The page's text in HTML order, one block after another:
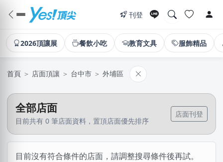
刊登
2026頂讓展 餐飲小吃 教育文具 服飾精品
首頁 ＞ 店面頂讓 ＞ 台中市 ＞ 外埔區
全部店面
目前共有 0 筆店面資料，置頂店面優先排序
店面刊登
目前沒有符合條件的店面，請調整搜尋條件後再試。
鄭X克